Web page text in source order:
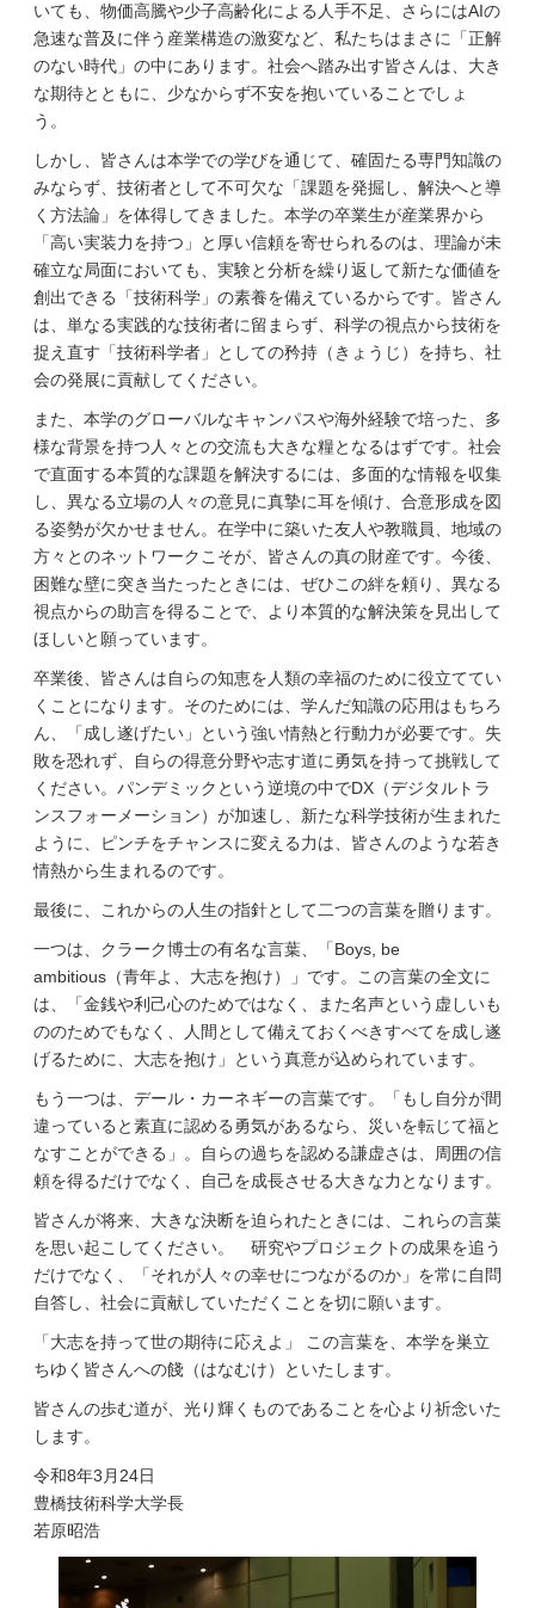
いても、物価高騰や少子高齢化による人手不足、さらにはAIの
急速な普及に伴う産業構造の激変など、私たちはまさに「正解
のない時代」の中にあります。社会へ踏み出す皆さんは、大き
な期待とともに、少なからず不安を抱いていることでしょ
う。
しかし、皆さんは本学での学びを通じて、確固たる専門知識の
みならず、技術者として不可欠な「課題を発掘し、解決へと導
く方法論」を体得してきました。本学の卒業生が産業界から
「高い実装力を持つ」と厚い信頼を寄せられるのは、理論が未
確立な局面においても、実験と分析を繰り返して新たな価値を
創出できる「技術科学」の素養を備えているからです。皆さん
は、単なる実践的な技術者に留まらず、科学の視点から技術を
捉え直す「技術科学者」としての矜持（きょうじ）を持ち、社
会の発展に貢献してください。
また、本学のグローバルなキャンパスや海外経験で培った、多
様な背景を持つ人々との交流も大きな糧となるはずです。社会
で直面する本質的な課題を解決するには、多面的な情報を収集
し、異なる立場の人々の意見に真摯に耳を傾け、合意形成を図
る姿勢が欠かせません。在学中に築いた友人や教職員、地域の
方々とのネットワークこそが、皆さんの真の財産です。今後、
困難な壁に突き当たったときには、ぜひこの絆を頼り、異なる
視点からの助言を得ることで、より本質的な解決策を見出して
ほしいと願っています。
卒業後、皆さんは自らの知恵を人類の幸福のために役立ててい
くことになります。そのためには、学んだ知識の応用はもちろ
ん、「成し遂げたい」という強い情熱と行動力が必要です。失
敗を恐れず、自らの得意分野や志す道に勇気を持って挑戦して
ください。パンデミックという逆境の中でDX（デジタルトラ
ンスフォーメーション）が加速し、新たな科学技術が生まれた
ように、ピンチをチャンスに変える力は、皆さんのような若き
情熱から生まれるのです。
最後に、これからの人生の指針として二つの言葉を贈ります。
一つは、クラーク博士の有名な言葉、「Boys, be
ambitious（青年よ、大志を抱け）」です。この言葉の全文に
は、「金銭や利己心のためではなく、また名声という虚しいも
ののためでもなく、人間として備えておくべきすべてを成し遂
げるために、大志を抱け」という真意が込められています。
もう一つは、デール・カーネギーの言葉です。「もし自分が間
違っていると素直に認める勇気があるなら、災いを転じて福と
なすことができる」。自らの過ちを認める謙虚さは、周囲の信
頼を得るだけでなく、自己を成長させる大きな力となります。
皆さんが将来、大きな決断を迫られたときには、これらの言葉
を思い起こしてください。 研究やプロジェクトの成果を追う
だけでなく、「それが人々の幸せにつながるのか」を常に自問
自答し、社会に貢献していただくことを切に願います。
「大志を持って世の期待に応えよ」 この言葉を、本学を巣立
ちゆく皆さんへの餞（はなむけ）といたします。
皆さんの歩む道が、光り輝くものであることを心より祈念いた
します。
令和8年3月24日
豊橋技術科学大学長
若原昭浩